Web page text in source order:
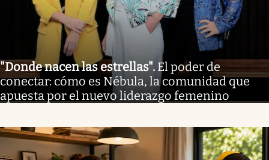
"Donde nacen las estrellas". El poder de
conectar: cómo es Nébula, la comunidad que
apuesta por el nuevo liderazgo femenino